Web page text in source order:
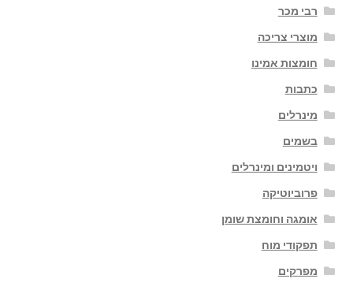
רבי מכר
מוצרי צריכה
חומצות אמינו
כתבות
מינרלים
בשמים
ויטמינים ומינרלים
פרוביוטיקה
אומגה וחומצת שומן
תפקודי מוח
מפרקים